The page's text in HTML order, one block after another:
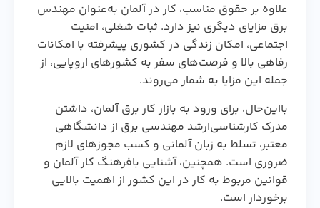
علاوه بر حقوق مناسب، کار در آلمان به‌عنوان مهندس
برق مزایای دیگری نیز دارد. ثبات شغلی، امنیت
اجتماعی، امکان زندگی در کشوری پیشرفته با امکانات
رفاهی بالا و فرصت‌های سفر به کشورهای اروپایی، از
جمله این مزایا به شمار می‌روند.
بااین‌حال، برای ورود به بازار کار برق آلمان، داشتن
مدرک کارشناسی‌ارشد مهندسی برق از دانشگاهی
معتبر، تسلط به زبان آلمانی و کسب مجوزهای لازم
ضروری است. همچنین، آشنایی بافرهنگ کار آلمان و
قوانین مربوط به کار در این کشور از اهمیت بالایی
برخوردار است.